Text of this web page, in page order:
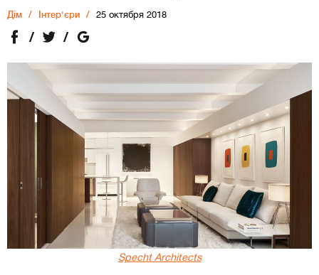
Дiм Інтер'єри 25 октября 2018
Specht Architects